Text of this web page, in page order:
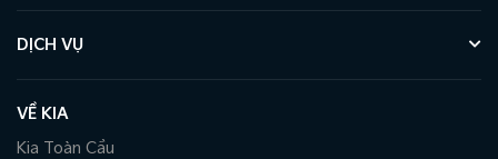
DỊCH VỤ
VỀ KIA
Kia Toàn Cầu